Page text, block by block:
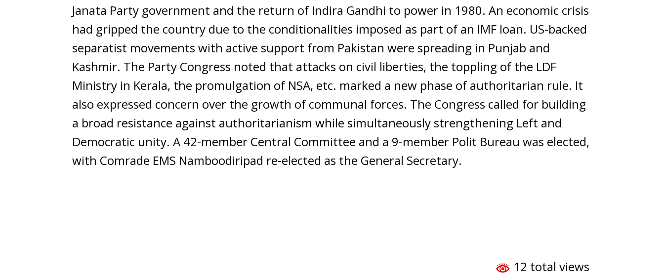
Janata Party government and the return of Indira Gandhi to power in 1980. An economic crisis
had gripped the country due to the conditionalities imposed as part of an IMF loan. US-backed
separatist movements with active support from Pakistan were spreading in Punjab and
Kashmir. The Party Congress noted that attacks on civil liberties, the toppling of the LDF
Ministry in Kerala, the promulgation of NSA, etc. marked a new phase of authoritarian rule. It
also expressed concern over the growth of communal forces. The Congress called for building
a broad resistance against authoritarianism while simultaneously strengthening Left and
Democratic unity. A 42-member Central Committee and a 9-member Polit Bureau was elected,
with Comrade EMS Namboodiripad re-elected as the General Secretary.
12 total views